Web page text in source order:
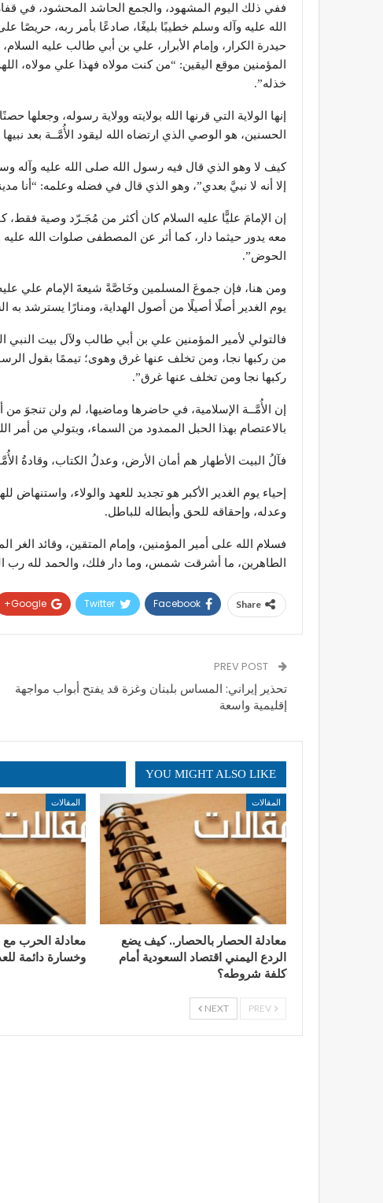
ففي ذلك اليوم المشهود، والجمع الحاشد المحشود،
الله عليه وآله وسلم خطيبًا بليغًا، صادعًا بأمر ربه،
حيدرة الكرار، وإمام الأبرار، علي بن أبي طالب عليه
المؤمنين موقع اليقين: “من كنت مولاه فهذا علي مولاه،
خذله”.
إنها الولاية التي قرنها الله بولايته وولاية رسوله، وجعلها
الحسنين، هو الوصي الذي ارتضاه الله ليقود الأُمَّــة بعد
كيف لا وهو الذي قال فيه رسول الله صلى الله عليه وآله
إلا أنه لا نبيَّ بعدي”، وهو الذي قال في فضله وعلمه: “أنا
إن الإمامَ عليًّا عليه السلام كان أكثر من مُجَـرّد وصية
معه يدور حيثما دار، كما أثر عن المصطفى صلوات الله
الحوض”.
ومن هنا، فإن جموعَ المسلمين وخَاصَّةً شيعةَ الإمام علي
يوم الغدير أصلًا أصيلًا من أصول الهداية، ومنارًا يسترشد به
فالتولي لأمير المؤمنين علي بن أبي طالب ولآل بيت النبي
من ركبها نجا، ومن تخلف عنها غرق وهوى؛ تيممًا بقول
ركبها نجا ومن تخلف عنها غرق”.
إن الأُمَّــة الإسلامية، في حاضرها وماضيها، لم ولن تنجوَ
بالاعتصام بهذا الحبل الممدود من السماء، وبتولي من أمر
فآلُ البيت الأطهار هم أمان الأرض، وعدلُ الكتاب، وقادةُ
إحياء يوم الغدير الأكبر هو تجديد للعهد والولاء،
وعدله، وإحقاقه للحق وأبطاله للباطل.
فسلام الله على أمير المؤمنين، وإمام المتقين، وقائد
الطاهرين، ما أشرقت شمس، وما دار فلك، والحمد لله رب
Share
Facebook
Twitter
Google+
تحذير إيراني: المساس بلبنان وغزة قد يفتح أبواب مواجهة
إقليمية واسعة
YOU MIGHT ALSO LIKE
المقالات
معادلة الحصار بالحصار.. كيف يضع
الردع اليمني اقتصاد السعودية أمام
كلفة شروطه؟
المقالات
​معادلة الحرب
وخسارة دائمة
NEXT